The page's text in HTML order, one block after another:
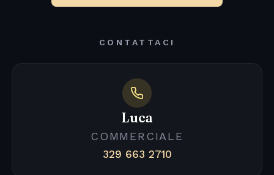
CONTATTACI
Luca
COMMERCIALE
329 663 2710